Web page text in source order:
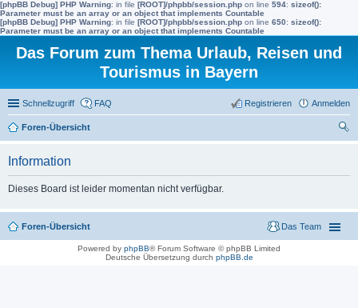
[phpBB Debug] PHP Warning: in file [ROOT]/phpbb/session.php on line 594: sizeof():
Parameter must be an array or an object that implements Countable
[phpBB Debug] PHP Warning: in file [ROOT]/phpbb/session.php on line 650: sizeof():
Parameter must be an array or an object that implements Countable
Das Forum zum Thema Urlaub, Reisen und
Tourismus in Bayern
Schnellzugriff FAQ Anmelden
Registrieren
Foren-Übersicht
Information
Dieses Board ist leider momentan nicht verfügbar.
Foren-Übersicht Das Team
Powered by phpBB® Forum Software © phpBB Limited
Deutsche Übersetzung durch phpBB.de